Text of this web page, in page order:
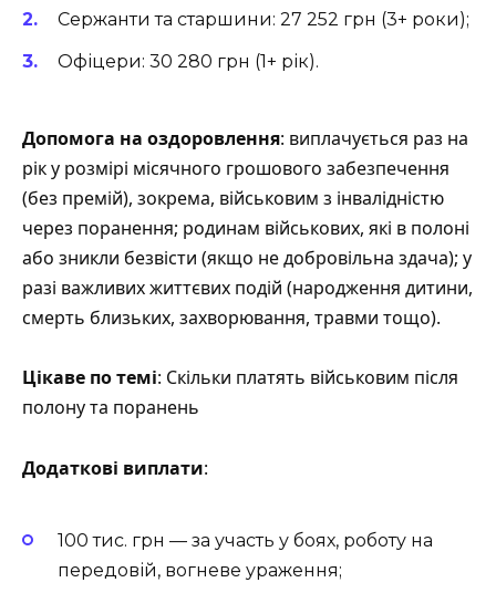
Сержанти та старшини: 27 252 грн (3+ роки);
Офіцери: 30 280 грн (1+ рік).
Допомога на оздоровлення: виплачується раз на
рік у розмірі місячного грошового забезпечення
(без премій), зокрема, військовим з інвалідністю
через поранення; родинам військових, які в полоні
або зникли безвісти (якщо не добровільна здача); у
разі важливих життєвих подій (народження дитини,
смерть близьких, захворювання, травми тощо).
Цікаве по темі: Скільки платять військовим після
полону та поранень
Додаткові виплати:
100 тис. грн — за участь у боях, роботу на
передовій, вогневе ураження;